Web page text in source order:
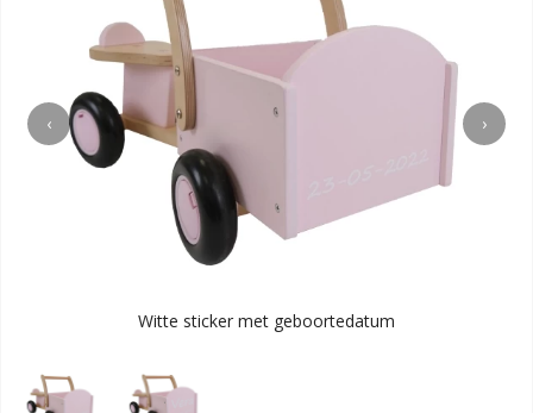
‹ ›
Witte sticker met geboortedatum